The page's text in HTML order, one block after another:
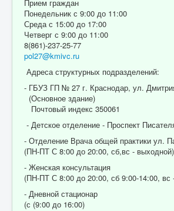
Прием граждан
Понедельник с 9:00 до 11:00
Среда с 15:00 до 17:00
Четверг с 9:00 до 11:00
8(861)-237-25-77
pol27@kmivc.ru
Адреса структурных подразделений:
- ГБУЗ ГП № 27 г. Краснодар, ул.
(Основное здание)
Почтовый индекс 350061
- Детское отделение - Проспект
- Отделение Врача общей практики ул.
(ПН-ПТ С 8:00 до 20:00, сб,вс - выходной)
- Женская консультация
(ПН-ПТ С 8:00 до 20:00, сб 9:00-14:00, вс
- Дневной стационар
(с (9:00 до 16:00)